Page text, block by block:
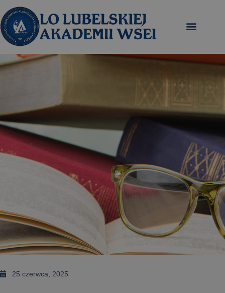
25 czerwca, 2025